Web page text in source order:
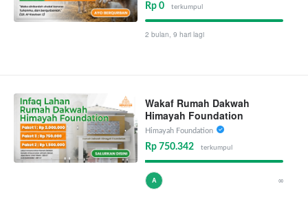
Rp 0 terkumpul
2 bulan, 9 hari lagi
Wakaf Rumah Dakwah
Himayah Foundation
Himayah Foundation
Rp 750.342 terkumpul
A ∞